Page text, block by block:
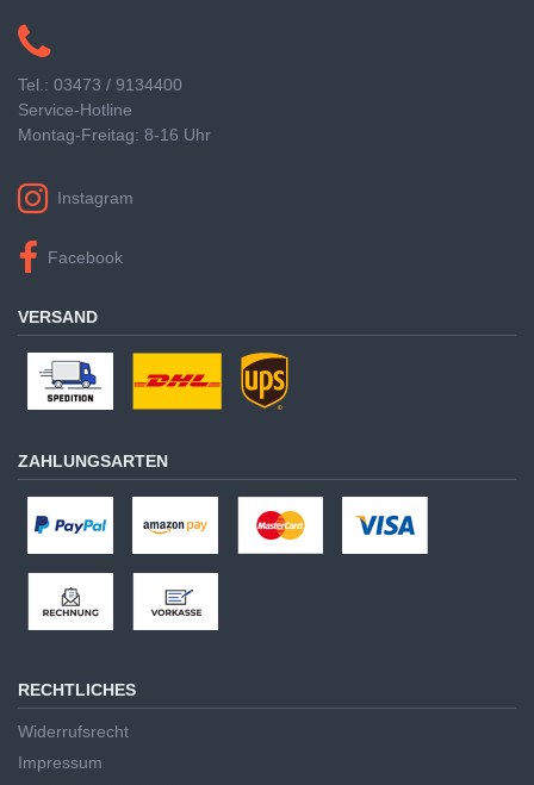
Tel.: 03473 / 9134400
Service-Hotline
Montag-Freitag: 8-16 Uhr
Instagram
Facebook
VERSAND
ZAHLUNGSARTEN
RECHTLICHES
Widerrufsrecht
Impressum